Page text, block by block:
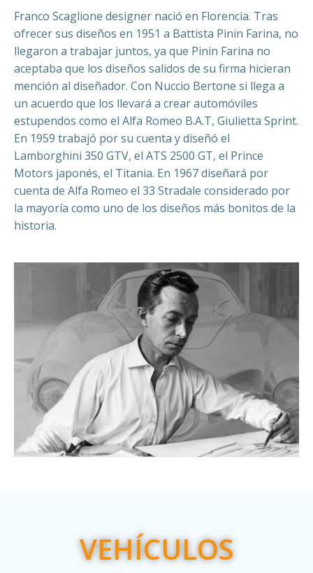
Franco Scaglione designer nació en Florencia. Tras
ofrecer sus diseños en 1951 a Battista Pinin Farina, no
llegaron a trabajar juntos, ya que Pinin Farina no
aceptaba que los diseños salidos de su firma hicieran
mención al diseñador. Con Nuccio Bertone si llega a
un acuerdo que los llevará a crear automóviles
estupendos como el Alfa Romeo B.A.T, Giulietta Sprint.
En 1959 trabajó por su cuenta y diseñó el
Lamborghini 350 GTV, el ATS 2500 GT, el Prince
Motors japonés, el Titania. En 1967 diseñará por
cuenta de Alfa Romeo el 33 Stradale considerado por
la mayoría como uno de los diseños más bonitos de la
historia.
VEHÍCULOS